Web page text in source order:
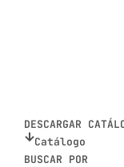
DESCARGAR
Catálogo
BUSCAR POR